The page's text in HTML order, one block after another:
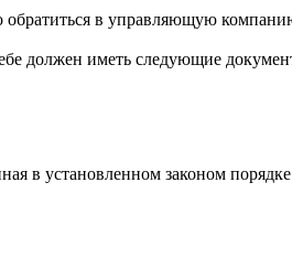
обратиться в управляющую
должен иметь следующие
в установленном законом